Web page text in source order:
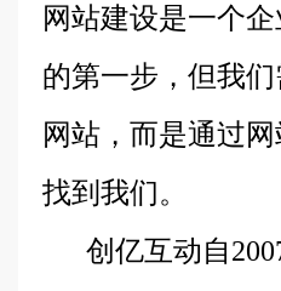
网站建设是一个
的第一步，但我
网站，而是通过
找到我们。
创亿互动自